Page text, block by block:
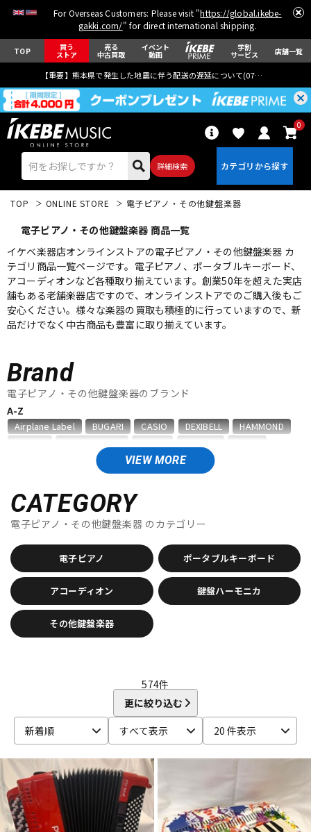
For Overseas Customers: Please visit "https://global.ikebe-
gakki.com/" for direct international shipping.
TOP 買う
ストア
売る
中古買取
イベント
動画
学割
サービス 店舗一覧
【重要】熊本県で発生した地震に伴う配送の遅延について(07月29日
詳細検索
0
エレキギター アコギ/エレアコ
ベース ウクレレ
ドラム
キーボード 電子ピアノ
アンプ
DTM オンライン納品
ヴィンテージ
TOP ONLINE STORE 電子ピアノ・その他鍵盤楽器
電子ピアノ・その他鍵盤楽器 商品一覧
イケベ楽器店オンラインストアの電子ピアノ・その他鍵盤楽器 カ
テゴリ商品一覧ページです。電子ピアノ、ポータブルキーボード、
アコーディオンなど各種取り揃えています。創業50年を超えた実店
舗もある老舗楽器店ですので、オンラインストアでのご購入後もご
安心ください。様々な楽器の買取も積極的に行っていますので、新
品だけでなく中古商品も豊富に取り揃えています。
Brand
電子ピアノ・その他鍵盤楽器のブランド
VIEW MORE
A-Z
Airplane Label BUGARI CASIO DEXIBELL
HAMMOND
No Brand Nord（CLAVIA）
TAHORNG TOMBO
Victoria
YAMAHA ZEN-ON
他
キョーリツ 甲南
CATEGORY
電子ピアノ・その他鍵盤楽器 のカテゴリー
電子ピアノ ポータブルキーボード
アコーディオン 鍵盤ハーモニカ
その他鍵盤楽器
574件
更に絞り込む
新着順
すべて表示 20 件表示